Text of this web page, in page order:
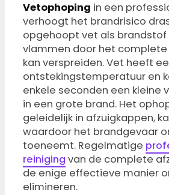
Vetophoping in een
verhoogt het brandrisico
opgehoopt vet als brandstof
vlammen door het
kan verspreiden. Vet heeft
ontstekingstemperatuur en
enkele seconden een kleine
in een grote brand. Het
geleidelijk in afzuigkappen,
waardoor het brandgevaar
toeneemt. Regelmatige
reiniging van de complete
de enige effectieve manier
elimineren.